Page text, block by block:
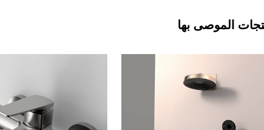
الموصى بها